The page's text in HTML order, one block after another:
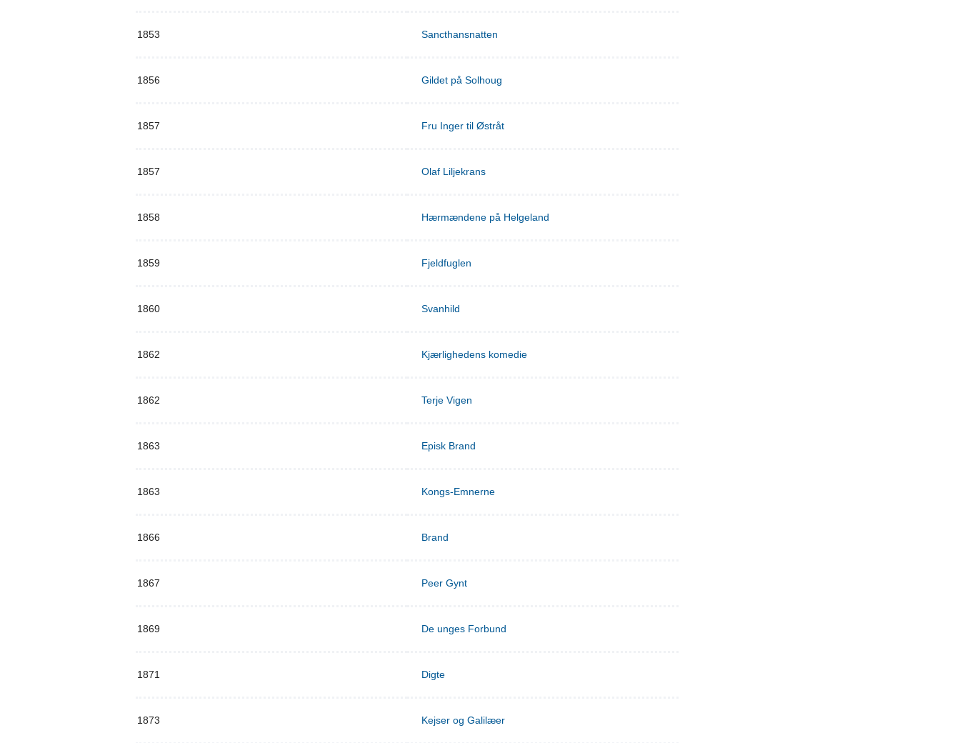
1853 Sancthansnatten
1856 Gildet på Solhoug
1857 Fru Inger til Østråt
1857 Olaf Liljekrans
1858 Hærmændene på Helgeland
1859 Fjeldfuglen
1860 Svanhild
1862 Kjærlighedens komedie
1862 Terje Vigen
1863 Episk Brand
1863 Kongs-Emnerne
1866 Brand
1867 Peer Gynt
1869 De unges Forbund
1871 Digte
1873 Kejser og Galilæer